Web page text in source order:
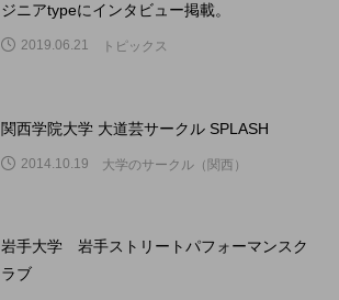
ジニアtypeにインタビュー掲載。
2019.06.21 トピックス
関西学院大学 大道芸サークル SPLASH
2014.10.19 大学のサークル（関西）
岩手大学 岩手ストリートパフォーマンスク
ラブ